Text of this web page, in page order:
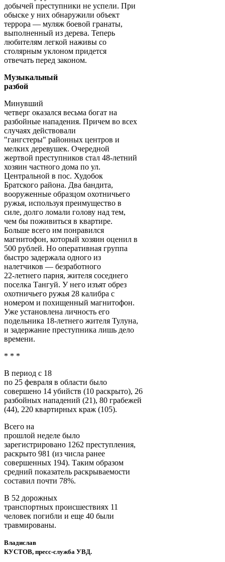
добычей преступники не успели. При
обыске у них обнаружили объект
террора — муляж боевой гранаты,
выполненный из дерева. Теперь
любителям легкой наживы со
столярным уклоном придется
отвечать перед законом.
Музыкальный
разбой
Минувший
четверг оказался весьма богат на
разбойные нападения. Причем во всех
случаях действовали
"гангстеры" районных центров и
мелких деревушек. Очередной
жертвой преступников стал 48-летний
хозяин частного дома по ул.
Центральной в пос. Худобок
Братского района. Два бандита,
вооруженные образцом охотничьего
ружья, используя преимущество в
силе, долго ломали голову над тем,
чем бы поживиться в квартире.
Больше всего им понравился
магнитофон, который хозяин оценил в
500 рублей. Но оперативная группа
быстро задержала одного из
налетчиков — безработного
22-летнего парня, жителя соседнего
поселка Тангуй. У него изъят обрез
охотничьего ружья 28 калибра с
номером и похищенный магнитофон.
Уже установлена личность его
подельника 18-летнего жителя Тулуна,
и задержание преступника лишь дело
времени.
* * *
В период с 18
по 25 февраля в области было
совершено 14 убийств (10 раскрыто), 26
разбойных нападений (21), 80 грабежей
(44), 220 квартирных краж (105).
Всего на
прошлой неделе было
зарегистрировано 1262 преступления,
раскрыто 981 (из числа ранее
совершенных 194). Таким образом
средний показатель раскрываемости
составил почти 78%.
В 52 дорожных
транспортных происшествиях 11
человек погибли и еще 40 были
травмированы.
Владислав
КУСТОВ, пресс-служба УВД.